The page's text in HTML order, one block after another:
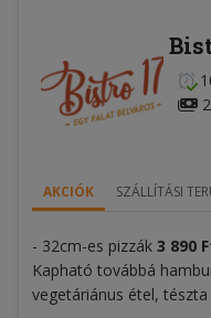
2
AKCIÓK SZÁLLÍTÁSI
- 32cm-es pizzák 3 890
Kapható továbbá
vegetáriánus étel, tészta